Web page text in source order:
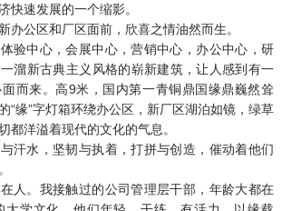
快速发展的一个缩影。
办公区和厂区面前，欣喜之情油然而生。
验中心，会展中心，营销中心，办公中心，研
溜新古典主义风格的崭新建筑，让人感到有一
而来。高9米，国内第一青铜鼎国缘鼎巍然耸
“缘”字灯箱环绕办公区，新厂区湖泊如镜，绿草
都洋溢着现代的文化的气息。
汗水，坚韧与执着，打拼与创造，催动着他们
人。我接触过的公司管理层干部，年龄大都在